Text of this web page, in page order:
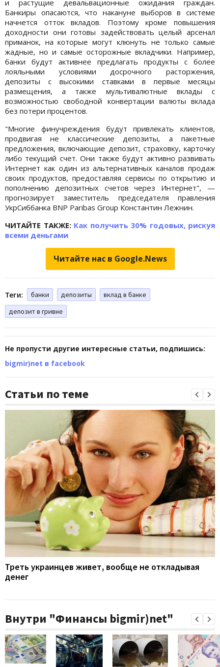
и растущие девальвационные ожидания граждан.
Банкиры опасаются, что накануне выборов в системе
начнется отток вкладов. Поэтому кроме повышения
доходности они готовы задействовать целый арсенал
приманок, на которые могут клюнуть не только самые
жадные, но и самые осторожные вкладчики. Например,
банки будут активнее предлагать продукты с более
лояльными условиями досрочного расторжения,
депозиты с высокими ставками в первые месяцы
размещения, а также мультивалютные вклады с
возможностью свободной конвертации валюты вклада
без потери процентов.
"Многие финучреждения будут привлекать клиентов,
продвигая не классические депозиты, а пакетные
предложения, включающие депозит, страховку, карточку
либо текущий счет. Они также будут активно развивать
Интернет как один из альтернативных каналов продаж
своих продуктов, предоставляя сервисы по открытию и
пополнению депозитных счетов через Интернет", —
прогнозирует заместитель председателя правления
УкрСиббанка BNP Paribas Group Константин Лежнин.
ЧИТАЙТЕ ТАКЖЕ: Как получить 30% годовых, рискуя
всеми деньгами
Читайте нас в Google.News
Теги: банки депозиты
вклад в банке
депозит в гривне
Не пропусти другие интересные статьи, подпишись:
bigmir)net в facebook
Статьи по теме
Треть украинцев живет, вообще не откладывая
денег
Внутри "Финансы bigmir)net"